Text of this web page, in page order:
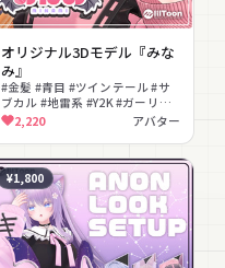
オリジナル3Dモデル『みな
み』
#金髪 #青目 #ツインテール #サ
ブカル #地雷系 #Y2K #ガーリー
#しっぽ #ぱっつん前髪 #lilToon
対応
2,220 アバター
¥1,800